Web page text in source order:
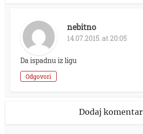
nebitno
14.07.2015. at 20:05
Da ispadnu iz ligu
Odgovori
Dodaj komentar